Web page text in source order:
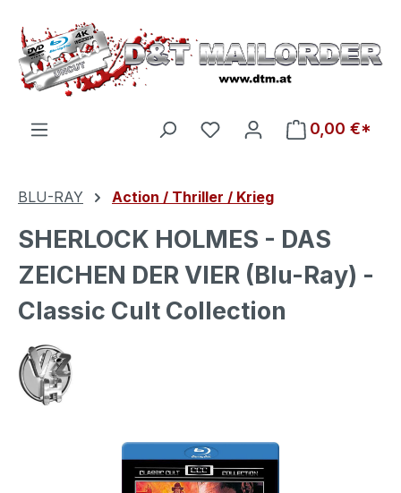
Zum Hauptinhalt springen
Du hast 0 Produkte auf
0,00 €*
BLU-RAY Action / Thriller / Krieg
SHERLOCK HOLMES - DAS
ZEICHEN DER VIER (Blu-Ray) -
Classic Cult Collection
Bildergalerie überspringen